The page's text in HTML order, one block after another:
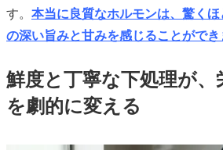
す。 本当に良質なホルモンは、驚く
の深い旨みと甘みを感じることができ
鮮度と丁寧な下処理が、
を劇的に変える